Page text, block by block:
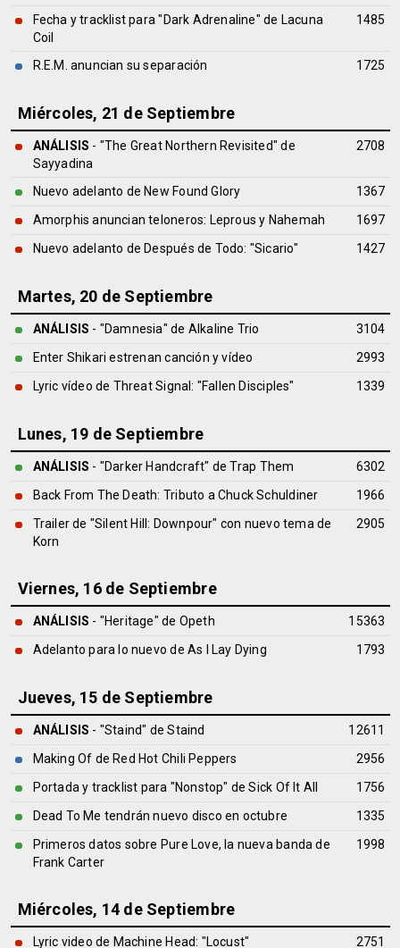
Fecha y tracklist para "Dark Adrenaline" de Lacuna
Coil
1485
R.E.M. anuncian su separación 1725
Miércoles, 21 de Septiembre
ANÁLISIS - "The Great Northern Revisited" de
Sayyadina
2708
Nuevo adelanto de New Found Glory
1367
Amorphis anuncian teloneros: Leprous y Nahemah
1697
Nuevo adelanto de Después de Todo: "Sicario"
1427
Martes, 20 de Septiembre
ANÁLISIS - "Damnesia" de Alkaline Trio
3104
Enter Shikari estrenan canción y vídeo
2993
Lyric vídeo de Threat Signal: "Fallen Disciples"
1339
Lunes, 19 de Septiembre
ANÁLISIS - "Darker Handcraft" deTrap Them
6302
Back From The Death: Tributo a Chuck Schuldiner
1966
Trailer de "Silent Hill: Downpour" con nuevo tema de
Korn
2905
Viernes, 16 de Septiembre
ANÁLISIS - "Heritage" de Opeth
15363
Adelanto para lo nuevo de As I Lay Dying
1793
Jueves, 15 de Septiembre
ANÁLISIS - "Staind" deStaind
12611
Making Of de Red Hot Chili Peppers
2956
Portada y tracklist para "Nonstop" de Sick Of It All
1756
Dead To Me tendrán nuevo disco en octubre
1335
Primeros datos sobre Pure Love, la nueva banda de
Frank Carter
1998
Miércoles, 14 de Septiembre
Lyric video de Machine Head: "Locust" 2751